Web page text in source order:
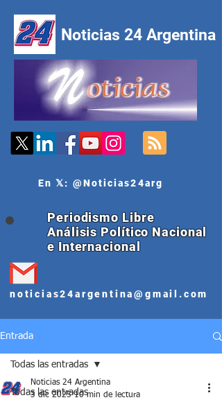
Noticias 24 Argentina
En 𝕏: @Noticias24arg
Periodismo Libre
Análisis Político Nacional
e Internacional
noticias24argentina@gmail.com
Entrada
Todas las entradas
Todas las entradas
Noticias 24 Argentina
3 dic 2025 10 min de lectura